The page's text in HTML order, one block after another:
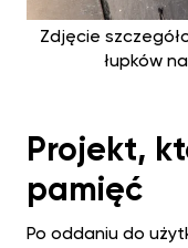
Zdjęcie
łupków
Projekt,
pamięć
Po oddaniu do